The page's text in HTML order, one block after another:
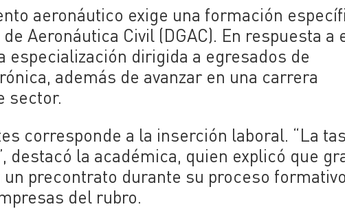
aeronáutico exige una formación
Aeronáutica Civil (DGAC). En respuesta a
especialización dirigida a egresados de
además de avanzar en una carrera
sector.
corresponde a la inserción laboral. “La
destacó la académica, quien explicó que
precontrato durante su proceso
del rubro.